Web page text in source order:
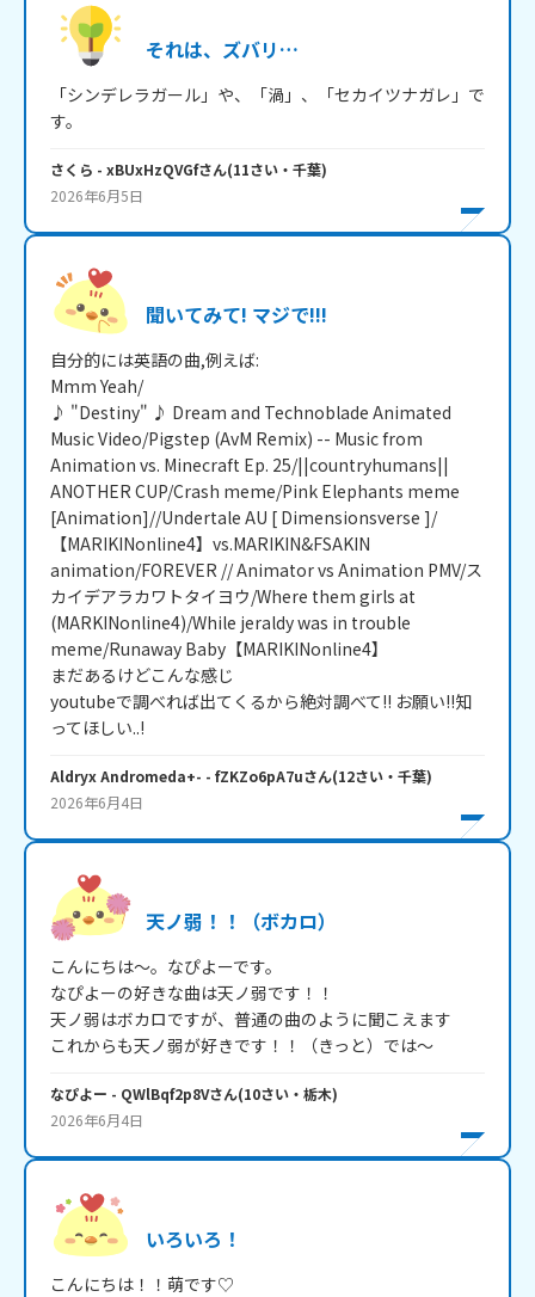
それは、ズバリ…
「シンデレラガール」や、「渦」、「セカイツナガレ」で
す。
さくら - xBUxHzQVGfさん(11さい・ 千葉)
2026年6月5日
聞いてみて! マジで!!!
自分的には英語の曲,例えば:
Mmm Yeah/
♪ "Destiny" ♪ Dream and Technoblade Animated
Music Video/Pigstep (AvM Remix) -- Music from
Animation vs. Minecraft Ep. 25/||countryhumans||
ANOTHER CUP/Crash meme/Pink Elephants meme
[Animation]//Undertale AU [ Dimensionsverse ]/
【MARIKINonline4】vs.MARIKIN&FSAKIN
animation/FOREVER // Animator vs Animation PMV/ス
カイデアラカワトタイヨウ/Where them girls at
(MARKINonline4)/While jeraldy was in trouble
meme/Runaway Baby【MARIKINonline4】
まだあるけどこんな感じ
youtubeで調べれば出てくるから絶対調べて!! お願い!!知
ってほしい..!
Aldryx Andromeda+- - fZKZo6pA7uさん(12さい・ 千葉)
2026年6月4日
天ノ弱！！（ボカロ）
こんにちは～。なぴよーです。
なぴよーの好きな曲は天ノ弱です！！
天ノ弱はボカロですが、普通の曲のように聞こえます
これからも天ノ弱が好きです！！（きっと）では～
なぴよー - QWlBqf2p8Vさん(10さい・ 栃木)
2026年6月4日
いろいろ！
こんにちは！！萌です♡